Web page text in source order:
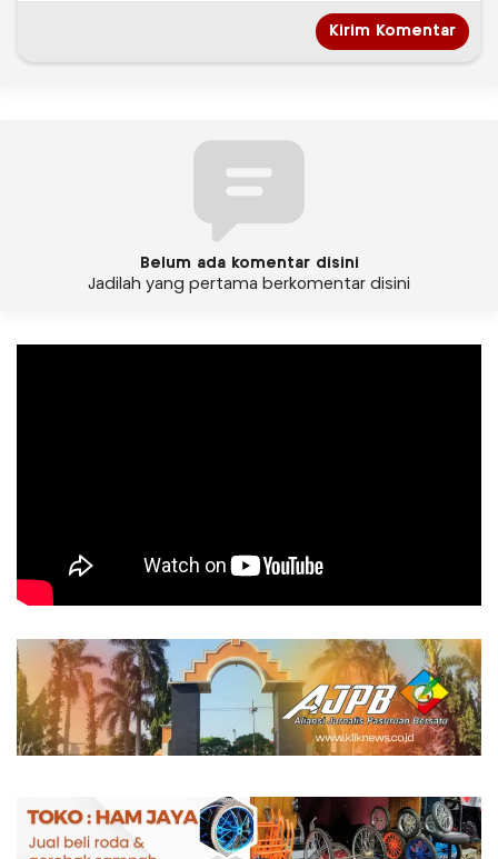
Belum ada komentar disini
Jadilah yang pertama berkomentar disini